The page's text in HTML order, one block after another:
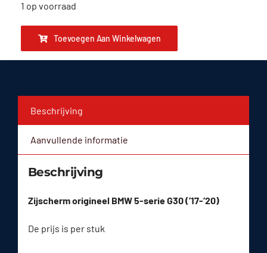
1 op voorraad
Toevoegen Aan Winkelwagen
Beschrijving
Aanvullende informatie
Beschrijving
Zijscherm origineel BMW 5-serie G30 (’17-’20)
De prijs is per stuk